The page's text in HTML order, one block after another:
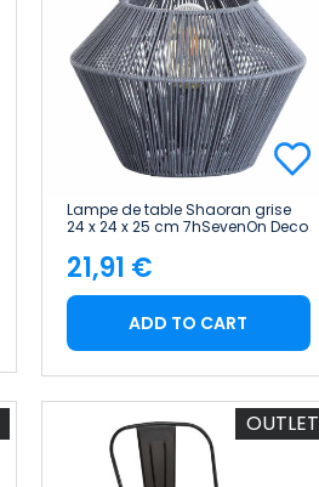
Lampe de table Shaoran grise
24 x 24 x 25 cm 7hSevenOn Deco
Price
21,91 €
ADD TO CART
OUTLET